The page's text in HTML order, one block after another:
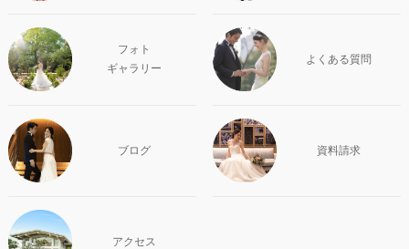
フォト
ギャラリー
よくある質問
ブログ 資料請求
アクセス